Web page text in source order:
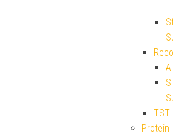
TST
Protein